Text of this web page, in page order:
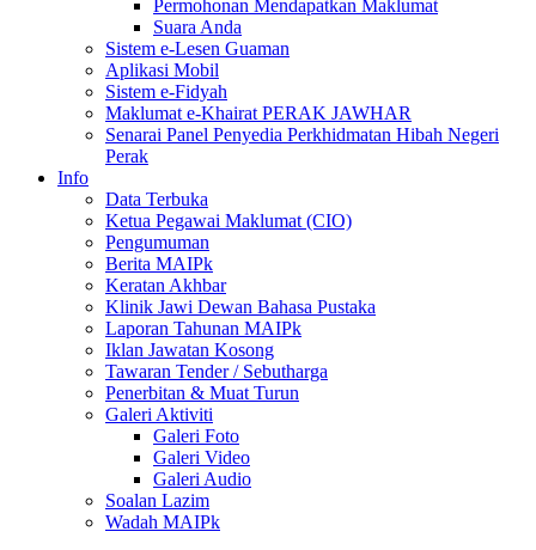
Permohonan Mendapatkan Maklumat
Suara Anda
Sistem e-Lesen Guaman
Aplikasi Mobil
Sistem e-Fidyah
Maklumat e-Khairat PERAK JAWHAR
Senarai Panel Penyedia Perkhidmatan Hibah Negeri
Perak
Info
Data Terbuka
Ketua Pegawai Maklumat (CIO)
Pengumuman
Berita MAIPk
Keratan Akhbar
Klinik Jawi Dewan Bahasa Pustaka
Laporan Tahunan MAIPk
Iklan Jawatan Kosong
Tawaran Tender / Sebutharga
Penerbitan & Muat Turun
Galeri Aktiviti
Galeri Foto
Galeri Video
Galeri Audio
Soalan Lazim
Wadah MAIPk